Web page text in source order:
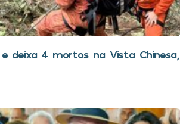
deixa 4 mortos na Vista Chinesa,